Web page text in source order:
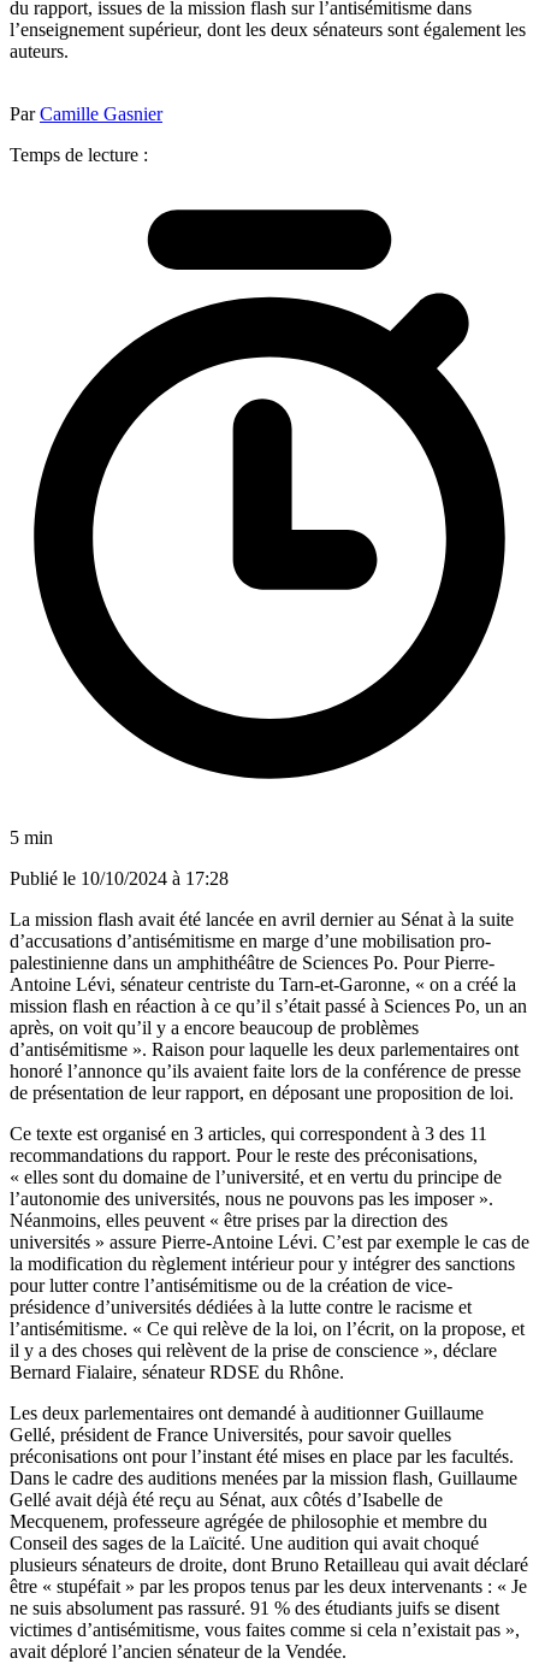
du rapport, issues de la mission flash sur l’antisémitisme dans
l’enseignement supérieur, dont les deux sénateurs sont également les
auteurs.
ParCamille Gasnier
Temps de lecture :
5 min
Publié le 10/10/2024 à 17:28
La mission flash avait été lancée en avril dernier au Sénat à la suite
d’accusations d’antisémitisme en marge d’une mobilisation pro-
palestinienne dans un amphithéâtre de Sciences Po. Pour Pierre-
Antoine Lévi, sénateur centriste du Tarn-et-Garonne, « on a créé la
mission flash en réaction à ce qu’il s’était passé à Sciences Po, un an
après, on voit qu’il y a encore beaucoup de problèmes
d’antisémitisme ». Raison pour laquelle les deux parlementaires ont
honoré l’annonce qu’ils avaient faite lors de la conférence de presse
de présentation de leur rapport, en déposant une proposition de loi.
Ce texte est organisé en 3 articles, qui correspondent à 3 des 11
recommandations du rapport. Pour le reste des préconisations,
« elles sont du domaine de l’université, et en vertu du principe de
l’autonomie des universités, nous ne pouvons pas les imposer ».
Néanmoins, elles peuvent « être prises par la direction des
universités » assure Pierre-Antoine Lévi. C’est par exemple le cas de
la modification du règlement intérieur pour y intégrer des sanctions
pour lutter contre l’antisémitisme ou de la création de vice-
présidence d’universités dédiées à la lutte contre le racisme et
l’antisémitisme. « Ce qui relève de la loi, on l’écrit, on la propose, et
il y a des choses qui relèvent de la prise de conscience », déclare
Bernard Fialaire, sénateur RDSE du Rhône.
Les deux parlementaires ont demandé à auditionner Guillaume
Gellé, président de France Universités, pour savoir quelles
préconisations ont pour l’instant été mises en place par les facultés.
Dans le cadre des auditions menées par la mission flash, Guillaume
Gellé avait déjà été reçu au Sénat, aux côtés d’Isabelle de
Mecquenem, professeure agrégée de philosophie et membre du
Conseil des sages de la Laïcité. Une audition qui avait choqué
plusieurs sénateurs de droite, dont Bruno Retailleau qui avait déclaré
être « stupéfait » par les propos tenus par les deux intervenants : « Je
ne suis absolument pas rassuré. 91 % des étudiants juifs se disent
victimes d’antisémitisme, vous faites comme si cela n’existait pas »,
avait déploré l’ancien sénateur de la Vendée.